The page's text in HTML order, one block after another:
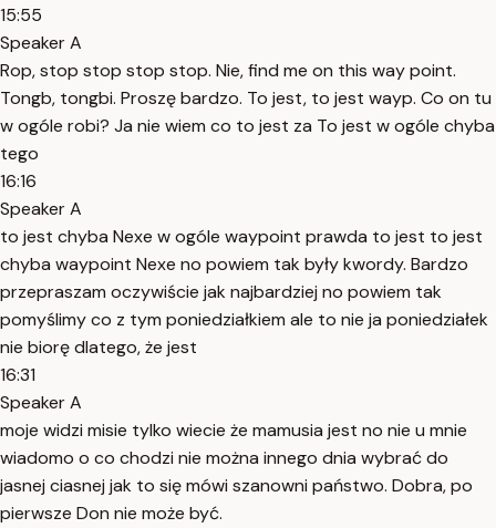
15:55
Speaker A
Rop, stop stop stop stop. Nie, find me on this way point.
Tongb, tongbi. Proszę bardzo. To jest, to jest wayp. Co on tu
w ogóle robi? Ja nie wiem co to jest za To jest w ogóle chyba
tego
16:16
Speaker A
to jest chyba Nexe w ogóle waypoint prawda to jest to jest
chyba waypoint Nexe no powiem tak były kwordy. Bardzo
przepraszam oczywiście jak najbardziej no powiem tak
pomyślimy co z tym poniedziałkiem ale to nie ja poniedziałek
nie biorę dlatego, że jest
16:31
Speaker A
moje widzi misie tylko wiecie że mamusia jest no nie u mnie
wiadomo o co chodzi nie można innego dnia wybrać do
jasnej ciasnej jak to się mówi szanowni państwo. Dobra, po
pierwsze Don nie może być.